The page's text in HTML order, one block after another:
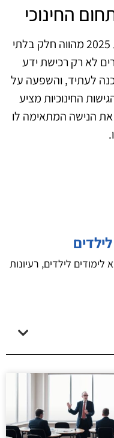
החינוכי
ביצוע חוגים מדעיים חווייתיים בשנת 2025 מהווה חלק בלתי
לא רק רכישת ידע
לעתיד, והשפעה על
החינוכיות מציע
הנישה המתאימה לו
לילדים, רעיונות